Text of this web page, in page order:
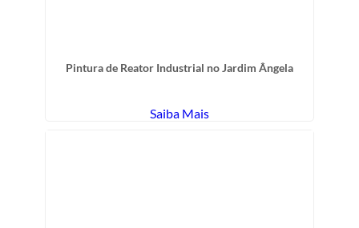
Pintura de Reator Industrial no Jardim Ângela
Saiba Mais